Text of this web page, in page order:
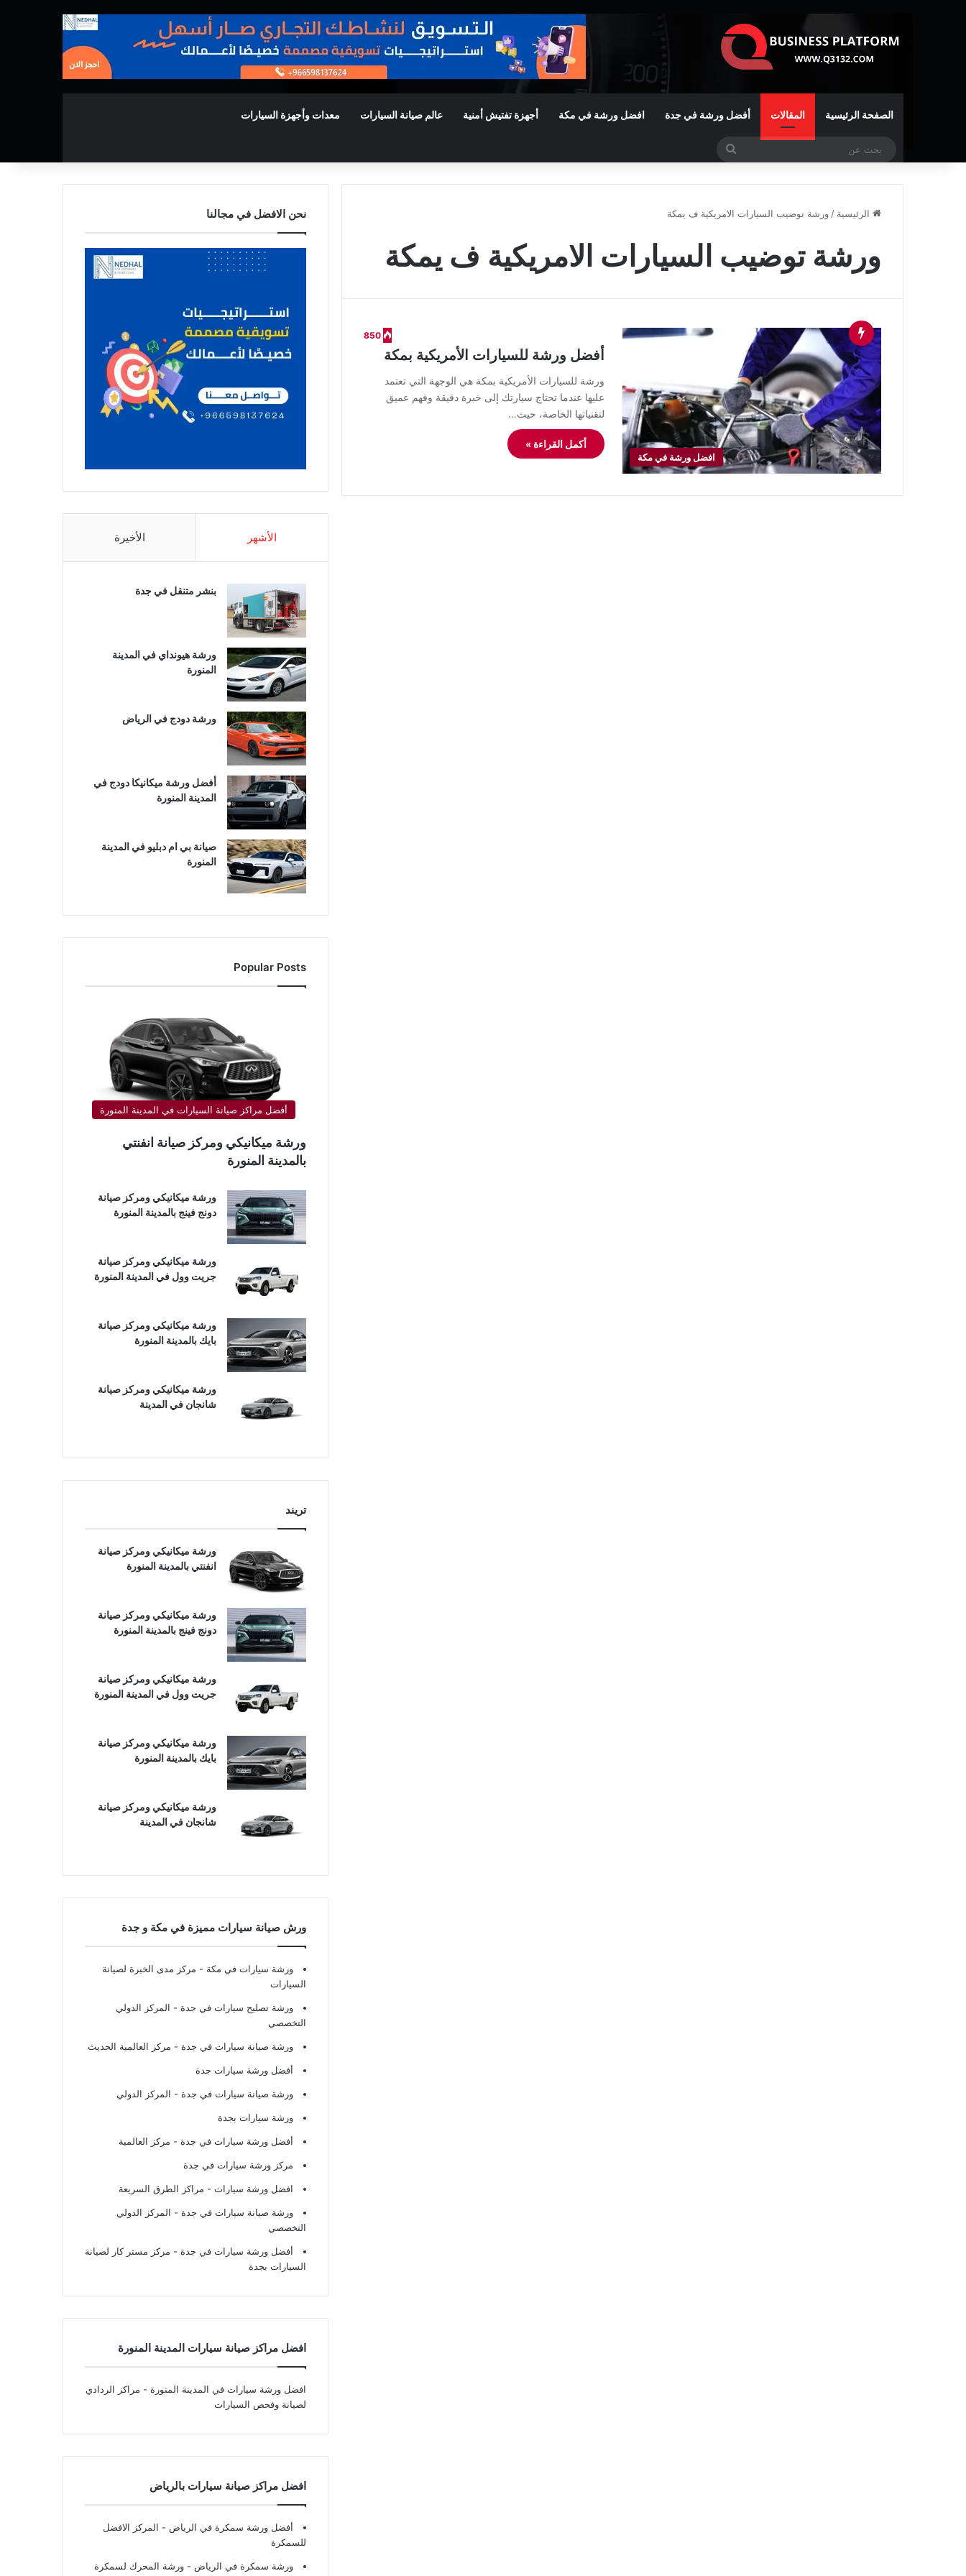
الصفحة الرئيسية المقالات أفضل ورشة في جدة افضل ورشة في مكة أجهزة تفتيش أمنية عالم صيانة السيارات معدات وأجهزة السيارات
الرئيسية / ورشة توضيب السيارات الامريكية ف يمكة
ورشة توضيب السيارات الامريكية ف يمكة
افضل ورشة في مكة
850
أفضل ورشة للسيارات الأمريكية بمكة
ورشة للسيارات الأمريكية بمكة هي الوجهة التي تعتمد
عليها عندما تحتاج سيارتك إلى خبرة دقيقة وفهم عميق
لتقنياتها الخاصة، حيث…
أكمل القراءة »
نحن الافضل في مجالنا
الأشهر الأخيرة
بنشر متنقل في جدة
ورشة هيونداي في المدينة
المنورة
ورشة دودج في الرياض
أفضل ورشة ميكانيكا دودج في
المدينة المنورة
صيانة بي ام دبليو في المدينة
المنورة
Popular Posts
أفضل مراكز صيانة السيارات في المدينة المنورة
ورشة ميكانيكي ومركز صيانة انفنتي
بالمدينة المنورة
ورشة ميكانيكي ومركز صيانة
دونج فينج بالمدينة المنورة
ورشة ميكانيكي ومركز صيانة
جريت وول في المدينة المنورة
ورشة ميكانيكي ومركز صيانة
بايك بالمدينة المنورة
ورشة ميكانيكي ومركز صيانة
شانجان في المدينة
تريند
ورشة ميكانيكي ومركز صيانة
انفنتي بالمدينة المنورة
ورشة ميكانيكي ومركز صيانة
دونج فينج بالمدينة المنورة
ورشة ميكانيكي ومركز صيانة
جريت وول في المدينة المنورة
ورشة ميكانيكي ومركز صيانة
بايك بالمدينة المنورة
ورشة ميكانيكي ومركز صيانة
شانجان في المدينة
ورش صيانة سيارات مميزة في مكة و جدة
ورشة سيارات في مكة - مركز مدى الخبرة لصيانة
السيارات
ورشة تصليح سيارات في جدة - المركز الدولي
التخصصي
ورشة صيانة سيارات في جدة - مركز العالمية الحديث
أفضل ورشة سيارات جدة
ورشة صيانة سيارات في جدة - المركز الدولي
ورشة سيارات بجدة
أفضل ورشة سيارات في جدة - مركز العالمية
مركز ورشة سيارات في جدة
افضل ورشة سيارات - مراكز الطرق السريعة
ورشة صيانة سيارات في جدة - المركز الدولي
التخصصي
أفضل ورشة سيارات في جدة - مركز مستر كار لصيانة
السيارات بجدة
افضل مراكز صيانة سيارات المدينة المنورة
افضل ورشة سيارات في المدينة المنورة - مراكز الردادي
لصيانة وفحص السيارات
افضل مراكز صيانة سيارات بالرياض
أفضل ورشة سمكرة في الرياض - المركز الافضل
للسمكرة
ورشة سمكرة في الرياض - ورشة المحرك لسمكرة